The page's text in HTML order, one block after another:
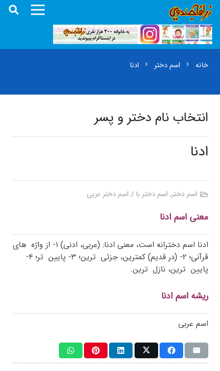
خانه chevron_right اسم دختر chevron_right ادنا
انتخاب نام دختر و پسر
ادنا
اسم دختر, اسم دختر با ا, اسم دختر عربی
معنی اسم ادنا
ادنا اسم دخترانه است، معنی ادنا: (عربی، ادنی) ۱- از واژه
های
قرآنی؛ ۲- (در قدیم) کمترین، جزئی
ترین؛ ۳- پایین
تر؛ ۴-
پایین ترین، نازل ترین.
ریشه اسم ادنا
اسم عربی